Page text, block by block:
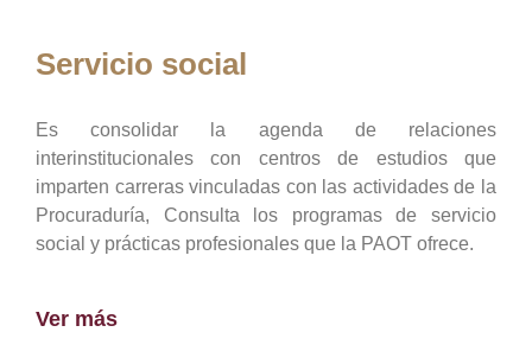
Servicio social
Es consolidar la agenda de relaciones
interinstitucionales con centros de estudios que
imparten carreras vinculadas con las actividades de la
Procuraduría, Consulta los programas de servicio
social y prácticas profesionales que la PAOT ofrece.
Ver más